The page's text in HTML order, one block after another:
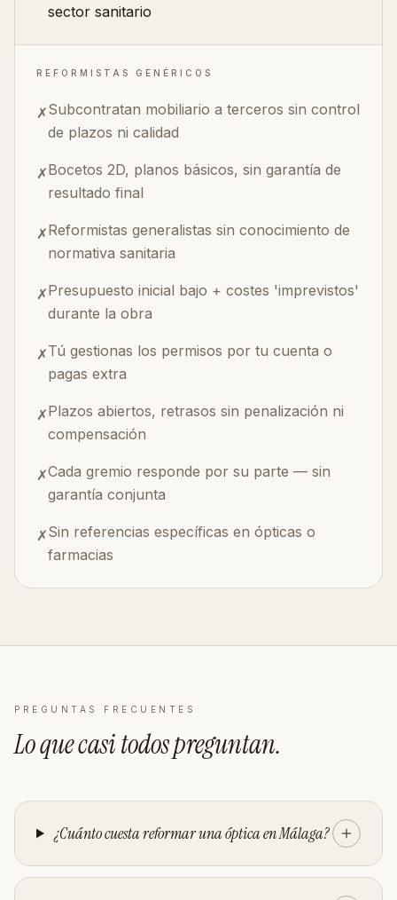
sector sanitario
REFORMISTAS GENÉRICOS
✗Subcontratan mobiliario a terceros sin control
de plazos ni calidad
✗Bocetos 2D, planos básicos, sin garantía de
resultado final
✗Reformistas generalistas sin conocimiento de
normativa sanitaria
✗Presupuesto inicial bajo + costes 'imprevistos'
durante la obra
✗Tú gestionas los permisos por tu cuenta o
pagas extra
✗Plazos abiertos, retrasos sin penalización ni
compensación
✗Cada gremio responde por su parte — sin
garantía conjunta
✗Sin referencias específicas en ópticas o
farmacias
PREGUNTAS FRECUENTES
Lo que casi todospreguntan.
¿Cuánto cuesta reformar una óptica en Málaga?